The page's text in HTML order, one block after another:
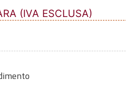
(IVA ESCLUSA)